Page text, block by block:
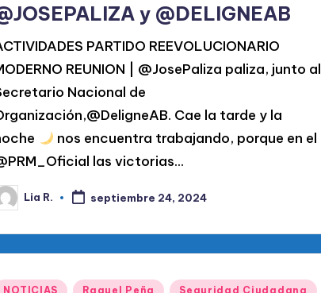
y @DELIGNEAB
PARTIDO REEVOLUCIONARIO
REUNION | @JosePaliza paliza, junto al
Nacional de
Cae la tarde y la
nos encuentra trabajando, porque en el
las victorias…
Lia R. septiembre 24, 2024
NOTICIAS Raquel Peña Seguridad Ciudadana